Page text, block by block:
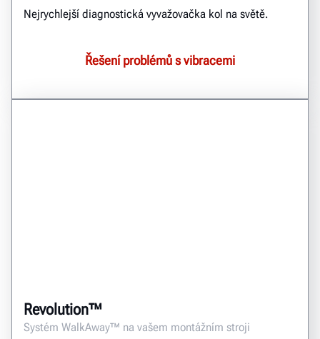
Nejrychlejší diagnostická vyvažovačka kol na světě.
Řešení problémů s vibracemi
Revolution™
Systém WalkAway™ na vašem montážním stroji